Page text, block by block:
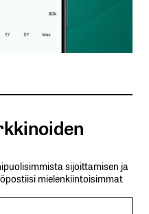
sijoittamisen ja
mielenkiintoisimmat